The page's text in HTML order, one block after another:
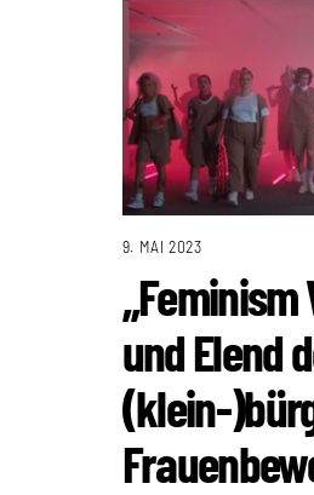
9. MAI 2023
„Feminism
und Elend
(klein-